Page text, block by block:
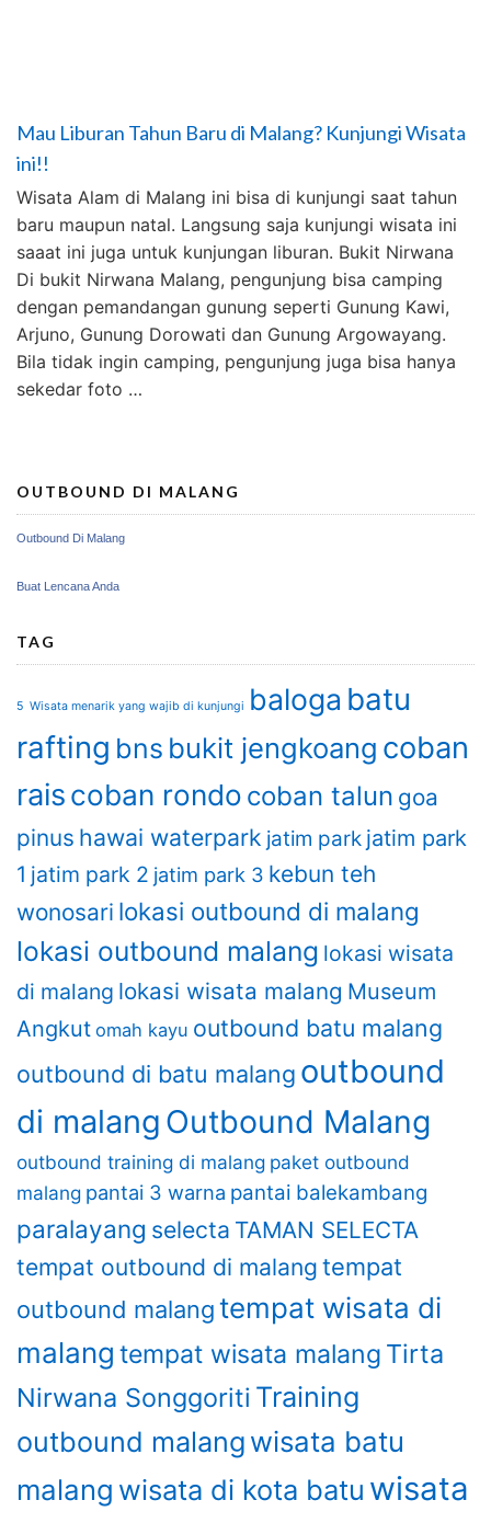
Mau Liburan Tahun Baru di Malang? Kunjungi Wisata
ini!!
Wisata Alam di Malang ini bisa di kunjungi saat tahun
baru maupun natal. Langsung saja kunjungi wisata ini
saaat ini juga untuk kunjungan liburan. Bukit Nirwana
Di bukit Nirwana Malang, pengunjung bisa camping
dengan pemandangan gunung seperti Gunung Kawi,
Arjuno, Gunung Dorowati dan Gunung Argowayang.
Bila tidak ingin camping, pengunjung juga bisa hanya
sekedar foto …
OUTBOUND DI MALANG
Outbound Di Malang
Buat Lencana Anda
TAG
5 Wisata menarik yang wajib di kunjungi baloga batu
rafting bns bukit jengkoang coban
raiscoban rondo coban talun goa
pinus hawai waterpark jatim park jatim park
1 jatim park 2 jatim park 3 kebun teh
wonosari lokasi outbound di malang
lokasi outbound malang lokasi wisata
di malang lokasi wisata malang Museum
Angkut omah kayu outbound batu malang
outbound di batu malang outbound
di malang Outbound Malang
outbound training di malang paket outbound
malang pantai 3 warna pantai balekambang
paralayang selecta TAMAN SELECTA
tempat outbound di malang tempat
outbound malangtempat wisata di
malang tempat wisata malang Tirta
Nirwana Songgoriti Training
outbound malang wisata batu
malang wisata di kota batu wisata